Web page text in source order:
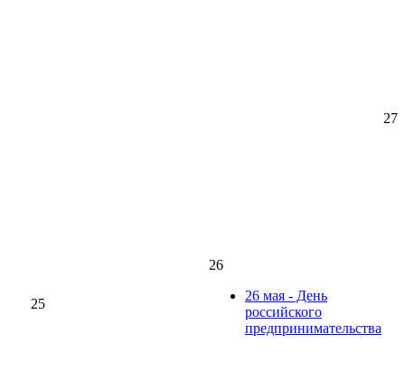
25
26
26 мая - День
российского
предпринимательства
27